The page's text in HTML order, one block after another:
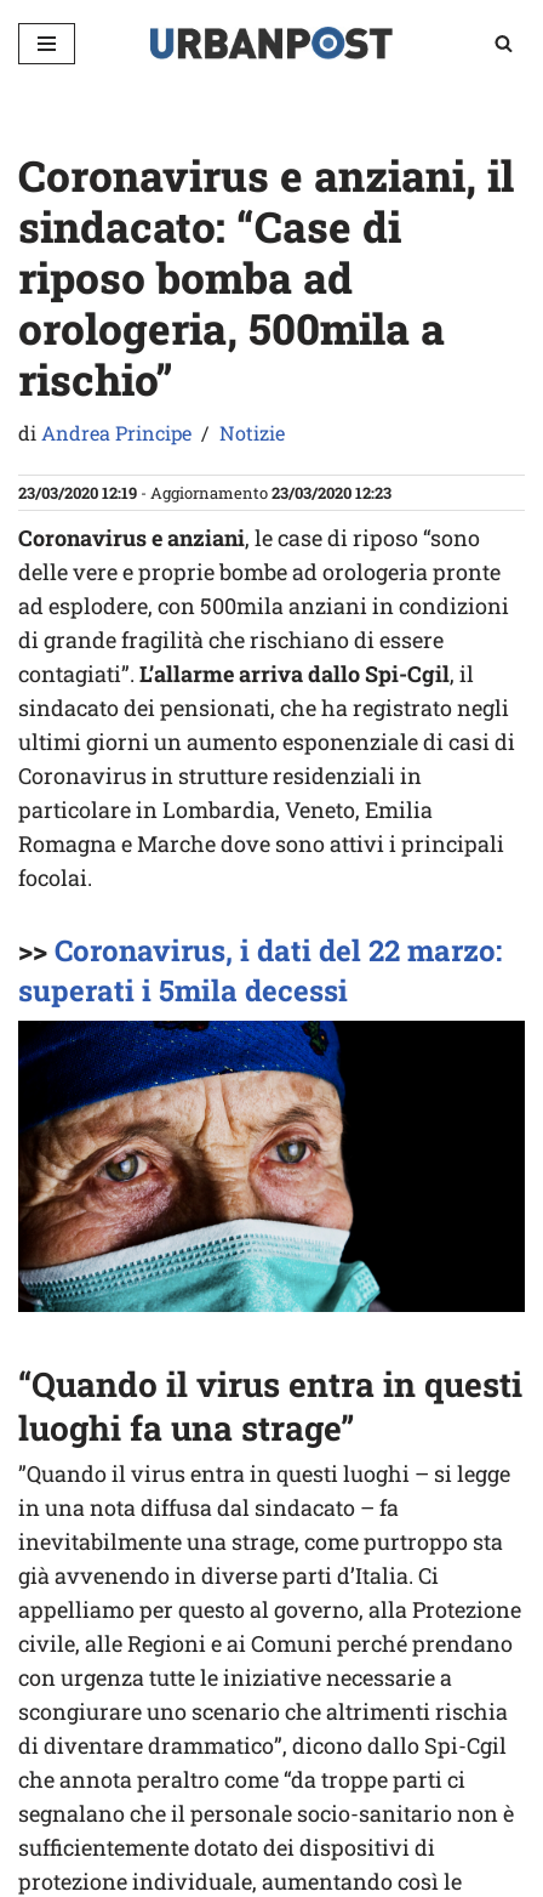
Vai
Coronavirus e anziani, il
sindacato: “Case di
riposo bomba ad
orologeria, 500mila a
rischio”
diAndrea Principe Notizie
23/03/2020 12:19 - Aggiornamento23/03/2020 12:23
Coronavirus e anziani, le case di riposo “sono
delle vere e proprie bombe ad orologeria pronte
ad esplodere, con 500mila anziani in condizioni
di grande fragilità che rischiano di essere
contagiati”. L’allarme arriva dallo Spi-Cgil, il
sindacato dei pensionati, che ha registrato negli
ultimi giorni un aumento esponenziale di casi di
Coronavirus in strutture residenziali in
particolare in Lombardia, Veneto, Emilia
Romagna e Marche dove sono attivi i principali
focolai.
>>Coronavirus, i dati del 22 marzo:
superati i 5mila decessi
“Quando il virus entra in questi
luoghi fa una strage”
”Quando il virus entra in questi luoghi – si legge
in una nota diffusa dal sindacato – fa
inevitabilmente una strage, come purtroppo sta
già avvenendo in diverse parti d’Italia. Ci
appelliamo per questo al governo, alla Protezione
civile, alle Regioni e ai Comuni perché prendano
con urgenza tutte le iniziative necessarie a
scongiurare uno scenario che altrimenti rischia
di diventare drammatico”, dicono dallo Spi-Cgil
che annota peraltro come “da troppe parti ci
segnalano che il personale socio-sanitario non è
sufficientemente dotato dei dispositivi di
protezione individuale, aumentando così le